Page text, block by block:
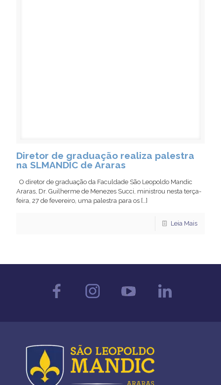
Diretor de graduação realiza palestra
na SLMANDIC de Araras
O diretor de graduação da Faculdade São Leopoldo Mandic
Araras, Dr. Guilherme de Menezes Succi, ministrou nesta terça-
feira, 27 de fevereiro, uma palestra para os […]
Leia Mais